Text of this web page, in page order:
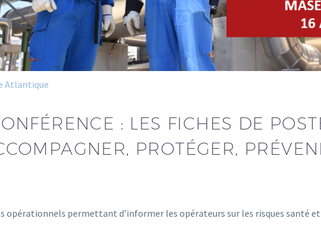
Atlantique
: LES FICHES DE
PROTÉGER,
opérationnels permettant d’informer les opérateurs sur les risques santé